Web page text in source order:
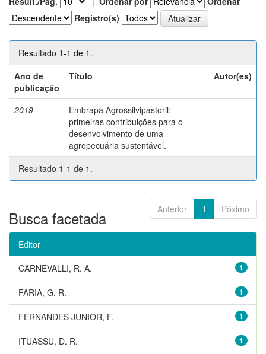
Registro(s)
Resultado 1-1 de 1.
Ano de
publicação
Título Autor(es)
2019
Embrapa Agrossilvipastoril:
primeiras contribuições para o
desenvolvimento de uma
agropecuária sustentável.
-
Resultado 1-1 de 1.
Anterior 1 Póximo
Busca facetada
Editor
1
CARNEVALLI, R. A.
1
FARIA, G. R.
1
FERNANDES JUNIOR, F.
1
ITUASSU, D. R.